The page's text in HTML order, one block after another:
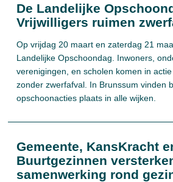
De Landelijke
Vrijwilligers ruimen
Op vrijdag 20 maart en zaterdag 21
Landelijke Opschoondag. Inwoners,
verenigingen, en scholen komen in
zonder zwerfafval. In Brunssum vinden
opschoonacties plaats in alle wijken.
Gemeente, KansKracht
Buurtgezinnen
samenwerking rond